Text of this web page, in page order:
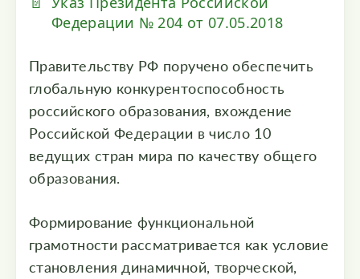
Федерации № 204 от 07.05.2018
Правительству РФ поручено обеспечить
глобальную конкурентоспособность
российского образования, вхождение
Российской Федерации в число 10
ведущих стран мира по качеству общего
образования.
Формирование функциональной
грамотности рассматривается как условие
становления динамичной, творческой,